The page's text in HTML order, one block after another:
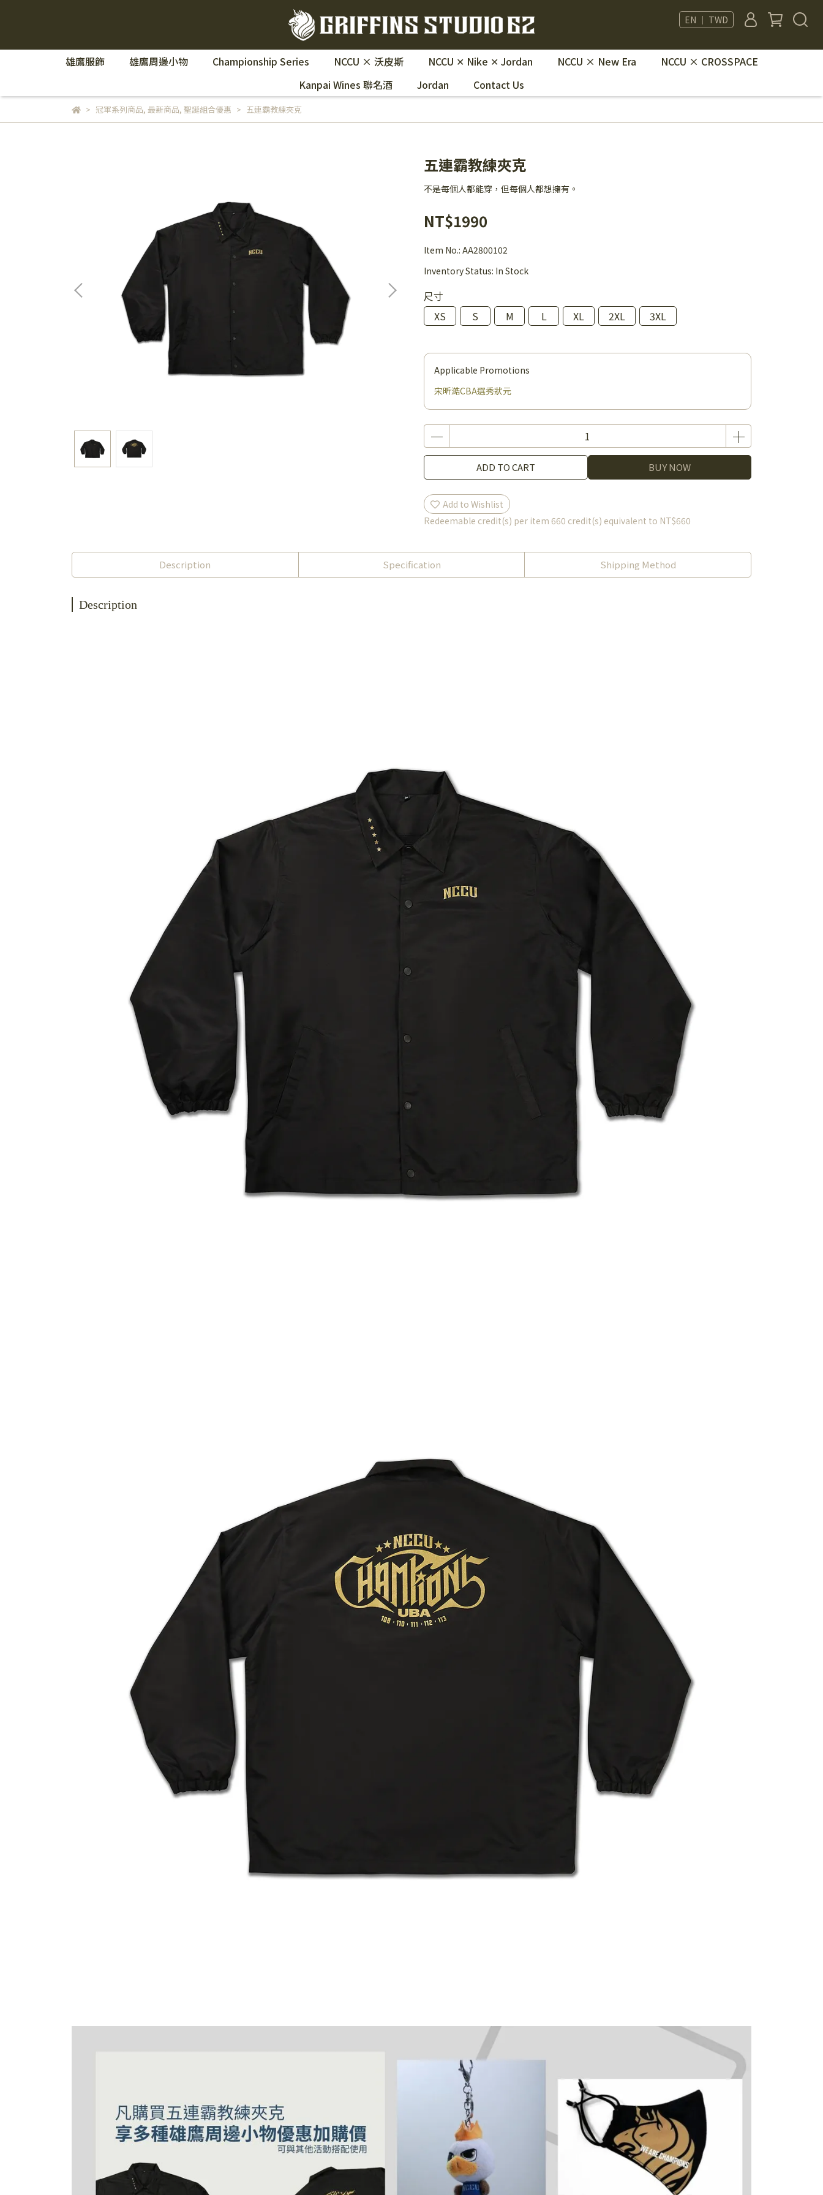
EN ｜ TWD
雄鷹服飾 雄鷹周邊小物 Championship Series NCCU × 沃皮斯 NCCU ✕ Nike ✕ Jordan NCCU × New Era
NCCU × CROSSPACE
Kanpai Wines 聯名酒
Jordan Contact Us
冠軍系列商品, 最新商品, 聖誕組合優惠 五連霸教練夾克
五連霸教練夾克
不是每個人都能穿，但每個人都想擁有。
NT$1990
Item No.: AA2800102
Inventory Status: In Stock
尺寸
XS
S M L XL 2XL 3XL
Applicable Promotions
宋昕澔CBA選秀狀元
ADD TO CART BUY NOW
Add to Wishlist
Redeemable credit(s) per item 660 credit(s) equivalent to NT$660
Description Specification Shipping Method
Description